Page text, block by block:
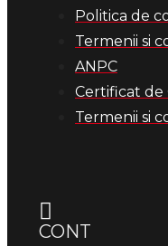
Politica de
Termenii si
ANPC
Certificat
Termenii si
CONT